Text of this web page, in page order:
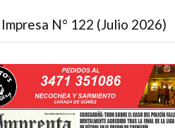
N° 122 (Julio 2026)